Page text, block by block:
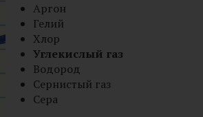
Аргон
Гелий
Хлор
Углекислый газ
Водород
Сернистый газ
Сера